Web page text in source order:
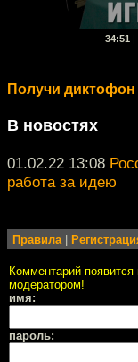
34:51
Получи
В новостях
01.02.22 13:08
работа за идею
Правила|
Комментарий появится
модератором!
имя:
пароль: